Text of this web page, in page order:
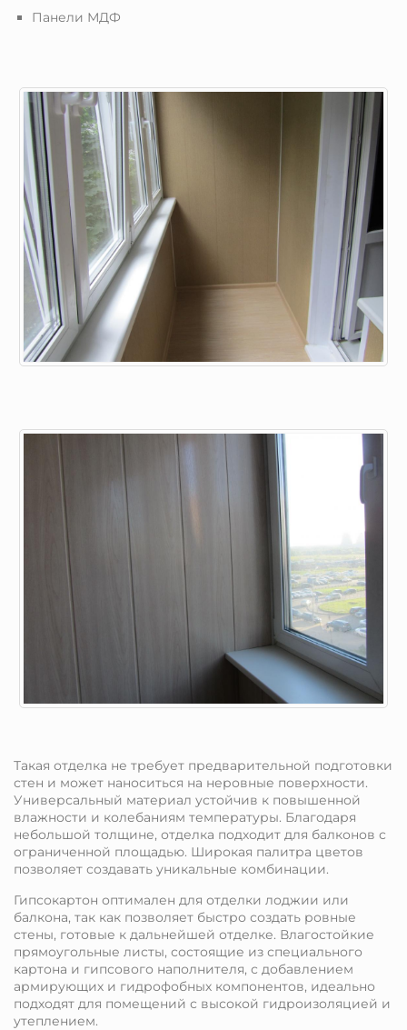
Панели МДФ
Такая отделка не требует предварительной подготовки
стен и может наноситься на неровные поверхности.
Универсальный материал устойчив к повышенной
влажности и колебаниям температуры. Благодаря
небольшой толщине, отделка подходит для балконов с
ограниченной площадью. Широкая палитра цветов
позволяет создавать уникальные комбинации.
Гипсокартон оптимален для отделки лоджии или
балкона, так как позволяет быстро создать ровные
стены, готовые к дальнейшей отделке. Влагостойкие
прямоугольные листы, состоящие из специального
картона и гипсового наполнителя, с добавлением
армирующих и гидрофобных компонентов, идеально
подходят для помещений с высокой гидроизоляцией и
утеплением.